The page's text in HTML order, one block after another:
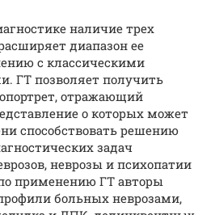
наличие трех
диапазон ее
с классическими
ГТ позволяет получить
отражающий
о которых может
способствовать решению
задач
неврозы и психопатии
применению ГТ авторы
больных неврозами,